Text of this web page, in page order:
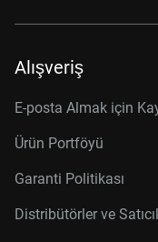
Alışveriş
E-posta Almak için
Ürün Portföyü
Garanti Politikası
Distribütörler ve